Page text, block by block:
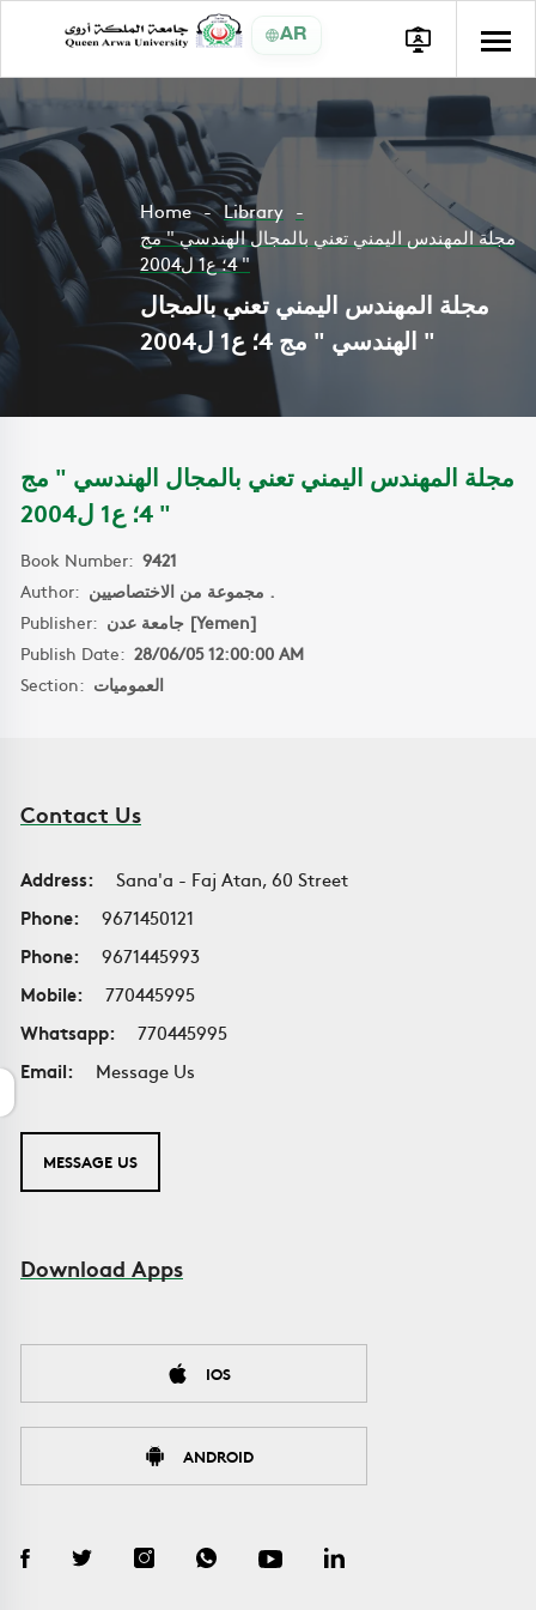
AR
Home
Library
مجلة المهندس اليمني تعني بالمجال الهندسي " مج
4؛ ع1 ل2004 "
مجلة المهندس اليمني تعني بالمجال
الهندسي " مج 4؛ ع1 ل2004 "
مجلة المهندس اليمني تعني بالمجال الهندسي " مج
4؛ ع1 ل2004 "
Book Number: 9421
Author:
مجموعة من الاختصاصيين .
Publisher:
جامعة عدن [Yemen]
Publish Date: 28/06/05 12:00:00 AM
Section: العموميات
Contact Us
Address:
Sana'a - Faj Atan, 60 Street
Phone:
9671450121
Phone:
9671445993
Mobile:
770445995
Whatsapp:
770445995
Email:
Message Us
MESSAGE US
Download Apps
IOS
ANDROID